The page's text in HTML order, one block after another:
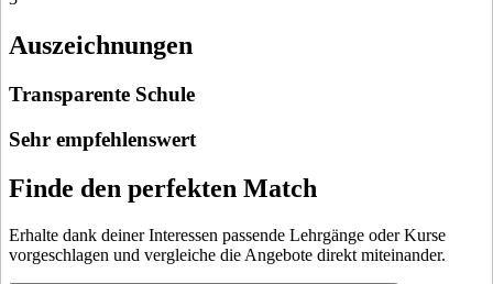
Auszeichnungen
Transparente Schule
Sehr empfehlenswert
Finde den perfekten Match
Erhalte dank deiner Interessen passende Lehrgänge oder Kurse
vorgeschlagen und vergleiche die Angebote direkt miteinander.